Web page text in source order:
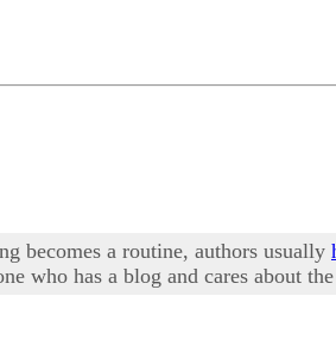
becomes a routine, authors usually
who has a blog and cares about